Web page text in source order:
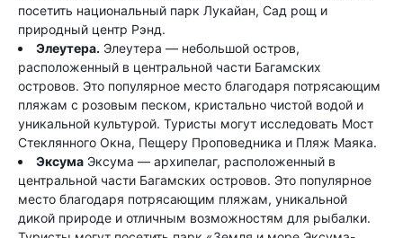
посетить национальный парк Лукайан, Сад рощ и
природный центр Рэнд.
Элеутера. Элеутера — небольшой остров,
расположенный в центральной части Багамских
островов. Это популярное место благодаря потрясающим
пляжам с розовым песком, кристально чистой водой и
уникальной культурой. Туристы могут исследовать Мост
Стеклянного Окна, Пещеру Проповедника и Пляж Маяка.
Эксума Эксума — архипелаг, расположенный в
центральной части Багамских островов. Это популярное
место благодаря потрясающим пляжам, уникальной
дикой природе и отличным возможностям для рыбалки.